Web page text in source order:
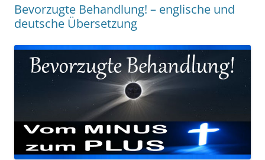
Bevorzugte Behandlung! – englische und
deutsche Übersetzung